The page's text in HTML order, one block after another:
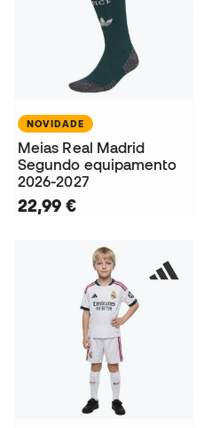
NOVIDADE
Meias Real Madrid
Segundo equipamento
2026-2027
22,99 €